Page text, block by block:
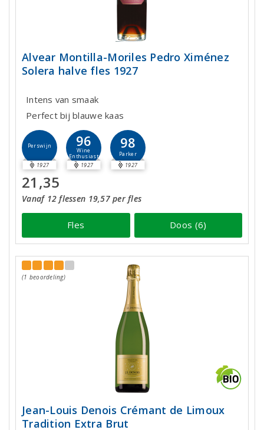
Alvear Montilla-Moriles Pedro Ximénez
Solera halve fles 1927
Intens van smaak
Perfect bij blauwe kaas
Perswijn
1927
96
Wine
Enthusiast
1927
98
Parker
1927
21,35
Vanaf 12 flessen 19,57 per fles
Fles Doos (6)
(1 beoordeling)
Jean-Louis Denois Crémant de Limoux
Tradition Extra Brut